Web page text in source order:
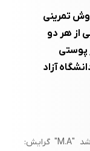
تمرینی
از هر دو
پوستی
آزاد
پایان نامه برای دریافت درجه کارشناسی ارشد "M.A" گرایش: